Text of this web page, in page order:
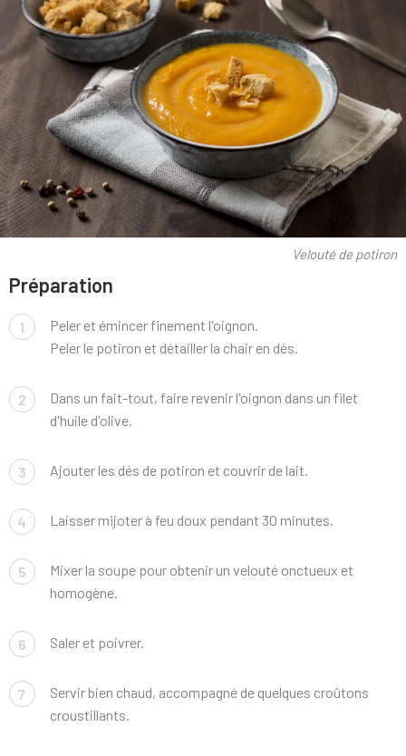
Velouté de potiron
Préparation
1
Peler et émincer finement l'oignon.
Peler le potiron et détailler la chair en dés.
2
Dans un fait-tout, faire revenir l'oignon dans un filet
d'huile d'olive.
3 Ajouter les dés de potiron et couvrir de lait.
4 Laisser mijoter à feu doux pendant 30 minutes.
5
Mixer la soupe pour obtenir un velouté onctueux et
homogène.
6 Saler et poivrer.
7
Servir bien chaud, accompagné de quelques croûtons
croustillants.